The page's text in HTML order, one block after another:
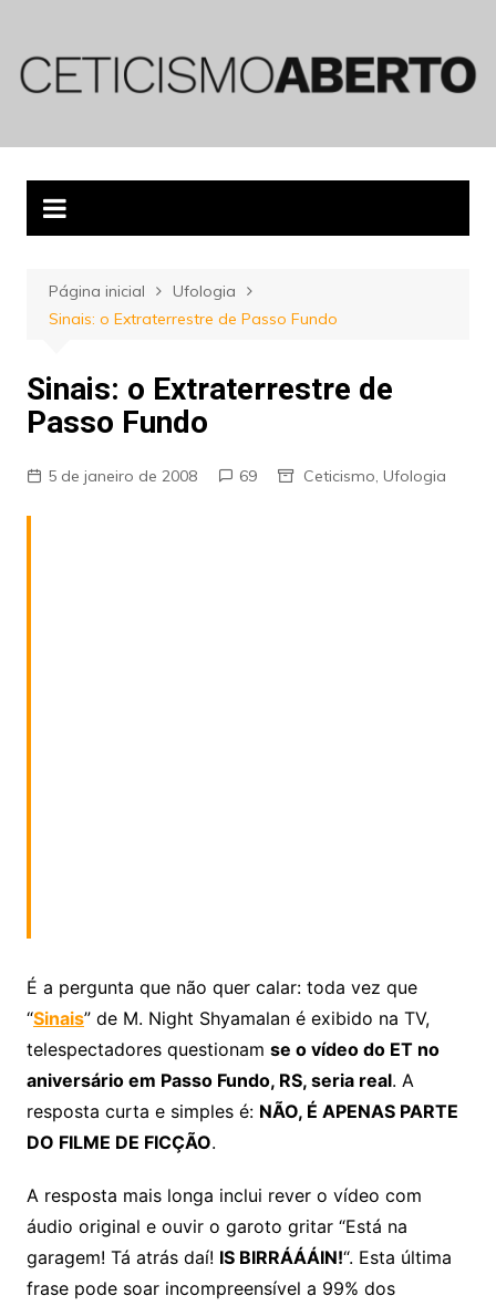
conteúdo
Página inicial
Ufologia
Sinais: o Extraterrestre de Passo Fundo
Sinais: o Extraterrestre de
Passo Fundo
5 de janeiro de 2008 69 Ceticismo Ufologia
É a pergunta que não quer calar: toda vez que
“Sinais” de M. Night Shyamalan é exibido na TV,
telespectadores questionam se o vídeo do ET no
aniversário em Passo Fundo, RS, seria real. A
resposta curta e simples é: NÃO, É APENAS PARTE
DO FILME DE FICÇÃO.
A resposta mais longa inclui rever o vídeo com
áudio original e ouvir o garoto gritar “Está na
garagem! Tá atrás daí! IS BIRRÁÁÁIN!“. Esta última
frase pode soar incompreensível a 99% dos